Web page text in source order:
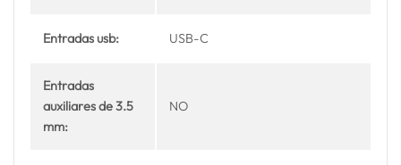
Entradas usb: USB-C
Entradas
auxiliares de 3.5
mm:
NO